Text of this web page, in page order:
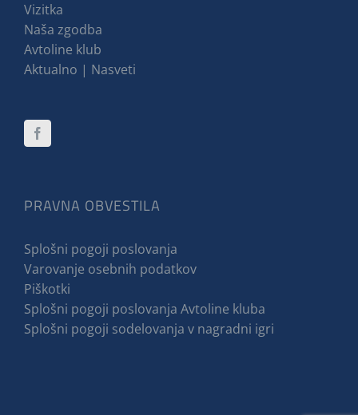
Vizitka
Naša zgodba
Avtoline klub
Aktualno | Nasveti
PRAVNA OBVESTILA
Splošni pogoji poslovanja
Varovanje osebnih podatkov
Piškotki
Splošni pogoji poslovanja Avtoline kluba
Splošni pogoji sodelovanja v nagradni igri